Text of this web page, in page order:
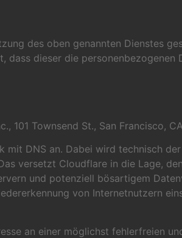
des oben genannten Dienstes
dieser die personenbezogenen
Townsend St., San Francisco,
DNS an. Dabei wird technisch
versetzt Cloudflare in die Lage,
und potenziell bösartigem
von Internetnutzern
an einer möglichst fehlerfreien